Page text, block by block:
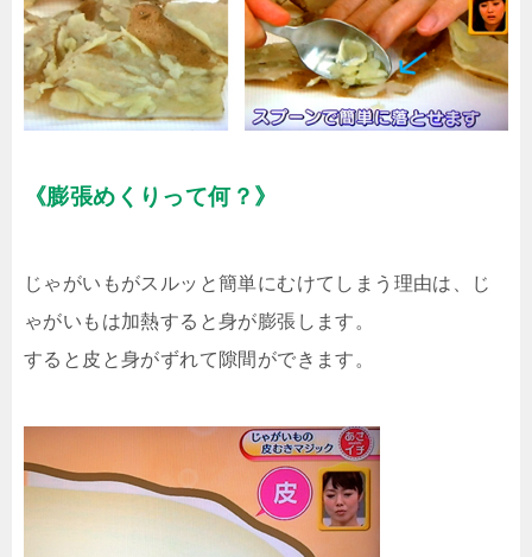
《膨張めくりって何？》
じゃがいもがスルッと簡単にむけてしまう理由は、じ
ゃがいもは加熱すると身が膨張します。
すると皮と身がずれて隙間ができます。